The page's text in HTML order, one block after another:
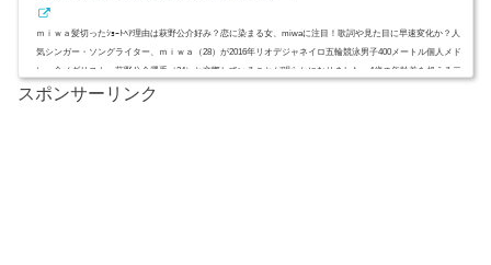
ｍｉｗａ髪切ったｼｮｰﾄﾍｱ理由は萩野公介好み？恋に染まる女、miwaに注目！歌詞や見た目に早速変化か？人
気シンガー・ソングライター、ｍｉｗａ（28）が2016年リオデジャネイロ五輪競泳男子400メートル個人メド
レー金メダリスト、萩野公介選手（24）と交際していることが明らかになりました。4歳の年齢差を超える二
人の馴れ初めは高梨沙羅？ (adsbygoogle = window.adsbygoogle || ).push({ google_ad_client: "ca-pub-4735429620
スポンサーリンク